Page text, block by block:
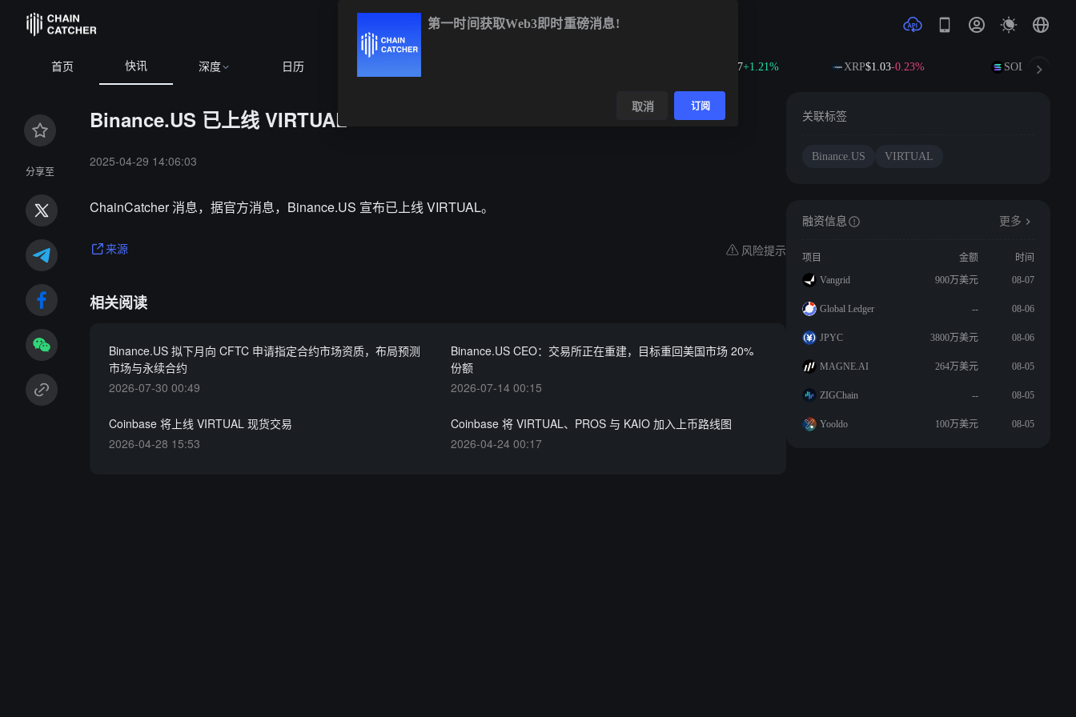
首页 快讯 深度 日历 +1.21% XRP$1.03-0.23% SOL$76.29
分享至
Binance.US 已上线 VIRTUAL
2025-04-29 14:06:03
ChainCatcher 消息，据官方消息，Binance.US 宣布已上线 VIRTUAL。
来源 风险提示
相关阅读
Binance.US 拟下月向 CFTC 申请指定合约市场资质，布局预测
市场与永续合约
2026-07-30 00:49
Binance.US CEO：交易所正在重建，目标重回美国市场 20%
份额
2026-07-14 00:15
Coinbase 将上线 VIRTUAL 现货交易
2026-04-28 15:53
Coinbase 将 VIRTUAL、PROS 与 KAIO 加入上币路线图
2026-04-24 00:17
关联标签
Binance.US VIRTUAL
融资信息 更多
项目 金额
时间
Vangrid
900万美元 08-07
Global Ledger -- 08-06
JPYC 3800万美元 08-06
MAGNE.AI 264万美元 08-05
ZIGChain -- 08-05
Yooldo 100万美元 08-05
第一时间获取Web3即时重磅消息!
取消 订阅